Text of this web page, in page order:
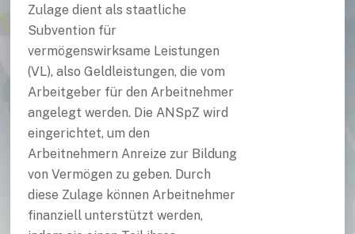
Zulage dient als staatliche
Subvention für
vermögenswirksame Leistungen
(VL), also Geldleistungen, die vom
Arbeitgeber für den Arbeitnehmer
angelegt werden. Die ANSpZ wird
eingerichtet, um den
Arbeitnehmern Anreize zur Bildung
von Vermögen zu geben. Durch
diese Zulage können Arbeitnehmer
finanziell unterstützt werden,